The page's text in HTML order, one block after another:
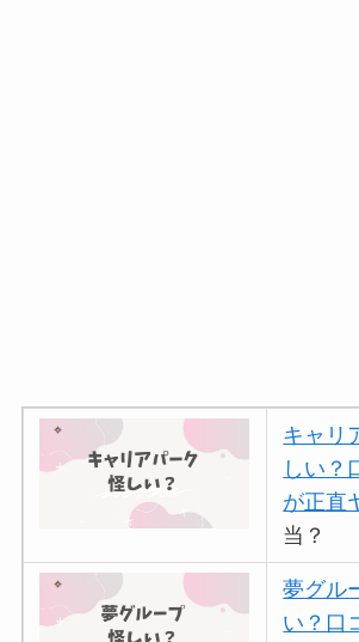
キャリ
しい？
が正直
当？
夢グル
い？口